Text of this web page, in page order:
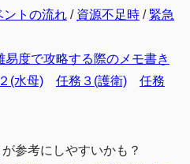
ントの流れ/ 資源不足時/ 緊急
度で攻略する際のメモ書き
(水母) 任務３(護衛)
任務
参考にしやすいかも？